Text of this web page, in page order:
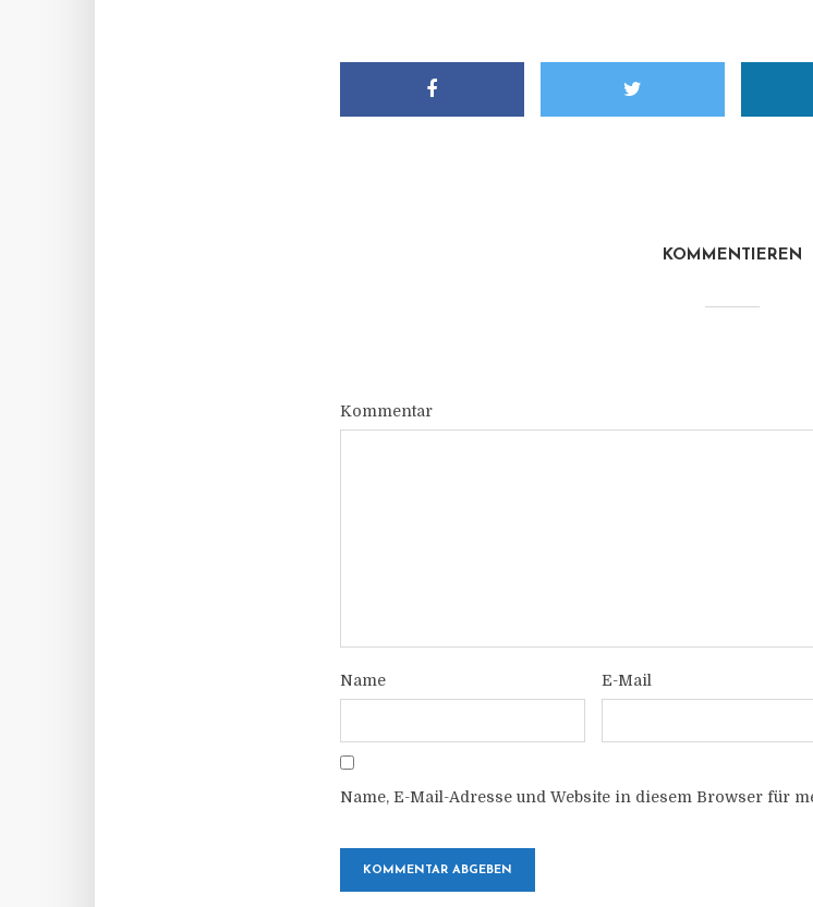
KOMMENTIEREN
Kommentar
Name E-Mail
Name, E-Mail-Adresse und Website in diesem Browser für